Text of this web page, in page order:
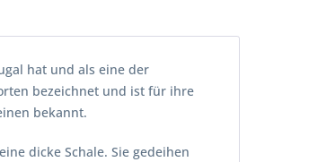
hat und als eine der
bezeichnet und ist für ihre
bekannt.
dicke Schale. Sie gedeihen